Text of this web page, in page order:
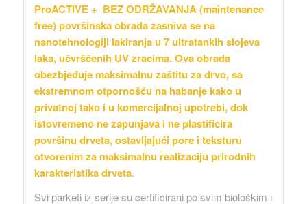
ProACTIVE + BEZ ODRŽAVANJA (maintenance
free) površinska obrada zasniva se na
nanotehnologiji lakiranja u 7 ultratankih slojeva
laka, učvrščenih UV zracima. Ova obrada
obezbjeđuje maksimalnu zaštitu za drvo, sa
ekstremnom otpornošću na habanje kako u
privatnoj tako i u komercijalnoj upotrebi, dok
istovremeno ne zapunjava i ne plastificira
površinu drveta, ostavljajući pore i teksturu
otvorenim za maksimalnu realizaciju prirodnih
karakteristika drveta.
Svi parketi iz serije su certificirani po svim biološkim i